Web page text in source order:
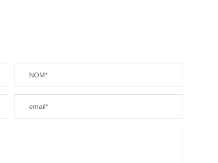
NOM*
email*